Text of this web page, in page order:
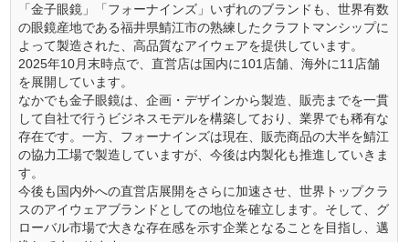
「金子眼鏡」「フォーナインズ」いずれのブランドも、世界有数
の眼鏡産地である福井県鯖江市の熟練したクラフトマンシップに
よって製造された、高品質なアイウェアを提供しています。
2025年10月末時点で、直営店は国内に101店舗、海外に11店舗
を展開しています。
なかでも金子眼鏡は、企画・デザインから製造、販売までを一貫
して自社で行うビジネスモデルを構築しており、業界でも稀有な
存在です。一方、フォーナインズは現在、販売商品の大半を鯖江
の協力工場で製造していますが、今後は内製化も推進していきま
す。
今後も国内外への直営店展開をさらに加速させ、世界トップクラ
スのアイウェアブランドとしての地位を確立します。そして、グ
ローバル市場で大きな存在感を示す企業となることを目指し、邁